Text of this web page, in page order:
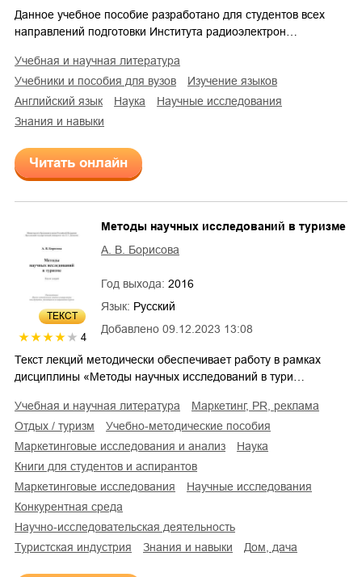
Данное учебное пособие разработано для студентов всех
направлений подготовки Института радиоэлектрон…
учебная и научная литература
учебники и пособия для вузов
изучение языков
английский язык
наука
научные исследования
знания и навыки
Читать онлайн
ТЕКСТ
4
Добавлено 09.12.2023 13:08
Методы научных исследований в туризме
А. В. Борисова
Год выхода: 2016
Язык: Русский
Текст лекций методически обеспечивает работу в рамках
дисциплины «Методы научных исследований в тури…
учебная и научная литература
маркетинг, PR, реклама
отдых / туризм
учебно-методические пособия
маркетинговые исследования и анализ
наука
книги для студентов и аспирантов
маркетинговые исследования
научные исследования
конкурентная среда
научно-исследовательская деятельность
туристская индустрия
знания и навыки дом, дача